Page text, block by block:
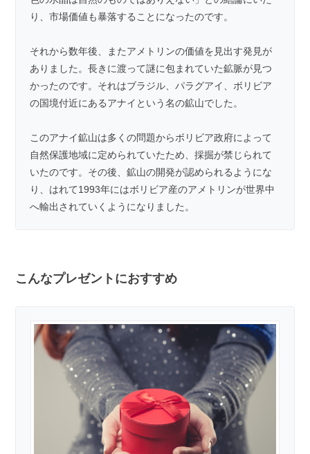
り、市場価値も暴落することになったのです。
それから数年後、またアメトリンの価値を見出す発見が
ありました。長きに渡って謎に包まれていた鉱脈が見つ
かったのです。それはブラジル、パラグアイ、ボリビア
の国境付近にあるアナイという名の鉱山でした。
このアナイ鉱山は多くの問題からボリビア政府によって
自然保護地域に定められていたため、採掘が禁じられて
いたのです。その後、鉱山の開発が認められるようにな
り、はれて1993年にはボリビア産のアメトリンが世界中
へ輸出されていくようになりました。
こんなプレゼントにおすすめ